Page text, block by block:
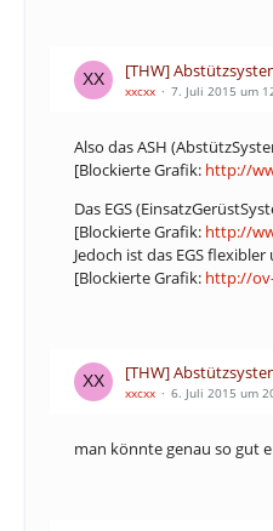
[THW]
xxcxx 7. Juli 2015 um
Also das ASH
[Blockierte Grafik: http://
Das EGS
[Blockierte Grafik: http://
Jedoch ist das EGS
[Blockierte Grafik: http://
[THW]
xxcxx 6. Juli 2015 um
man könnte genau so gut